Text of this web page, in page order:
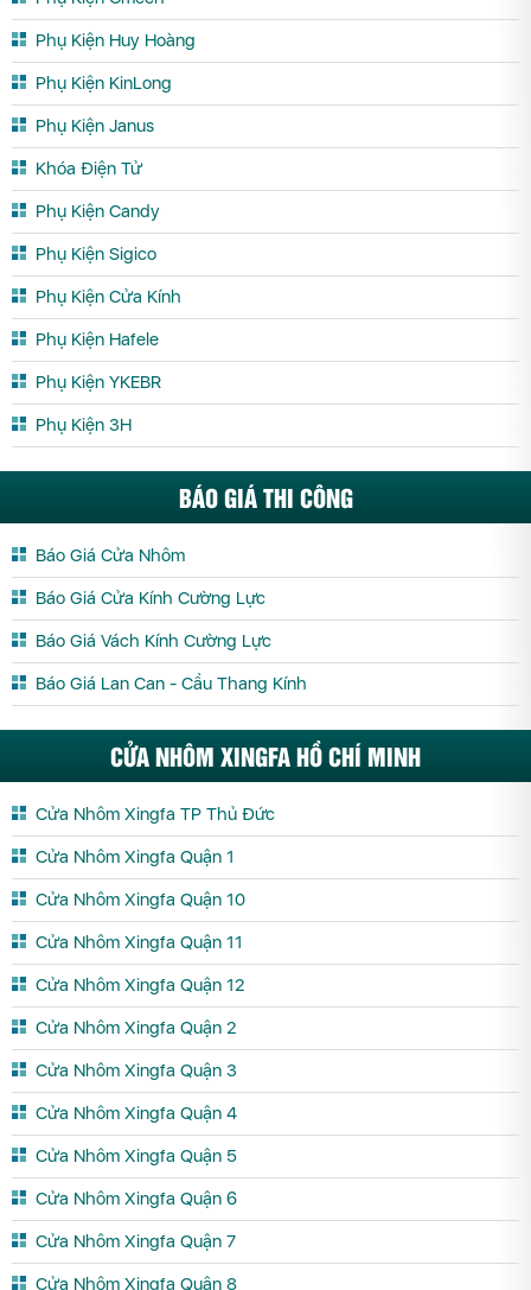
Phụ Kiện Huy Hoàng
Phụ Kiện KinLong
Phụ Kiện Janus
Khóa Điện Tử
Phụ Kiện Candy
Phụ Kiện Sigico
Phụ Kiện Cửa Kính
Phụ Kiện Hafele
Phụ Kiện YKEBR
Phụ Kiện 3H
BÁO GIÁ THI CÔNG
Báo Giá Cửa Nhôm
Báo Giá Cửa Kính Cường Lực
Báo Giá Vách Kính Cường Lực
Báo Giá Lan Can - Cầu Thang Kính
CỬA NHÔM XINGFA HỒ CHÍ MINH
Cửa Nhôm Xingfa TP Thủ Đức
Cửa Nhôm Xingfa Quận 1
Cửa Nhôm Xingfa Quận 10
Cửa Nhôm Xingfa Quận 11
Cửa Nhôm Xingfa Quận 12
Cửa Nhôm Xingfa Quận 2
Cửa Nhôm Xingfa Quận 3
Cửa Nhôm Xingfa Quận 4
Cửa Nhôm Xingfa Quận 5
Cửa Nhôm Xingfa Quận 6
Cửa Nhôm Xingfa Quận 7
Cửa Nhôm Xingfa Quận 8